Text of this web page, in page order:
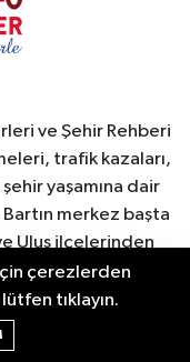
ve Şehir Rehberi
trafik kazaları,
yaşamına dair
merkez başta
Ulus ilçelerinden
okuyuculara
duyuruları,
ekonomi ve
Ayrıca Bartın
çerezlerden
tıklayın.
5 Gözaltı, 4